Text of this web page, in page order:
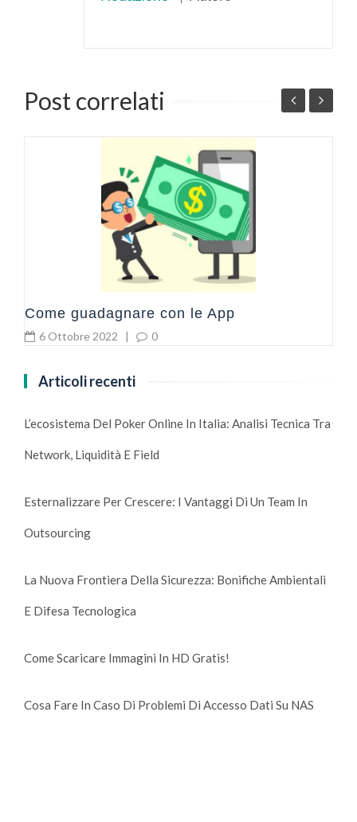
Post correlati
Come guadagnare con le App
6 Ottobre 2022 | 0
Articoli recenti
L’ecosistema Del Poker Online In Italia: Analisi Tecnica Tra
Network, Liquidità E Field
Esternalizzare Per Crescere: I Vantaggi Di Un Team In
Outsourcing
La Nuova Frontiera Della Sicurezza: Bonifiche Ambientali
E Difesa Tecnologica
Come Scaricare Immagini In HD Gratis!
Cosa Fare In Caso Di Problemi Di Accesso Dati Su NAS